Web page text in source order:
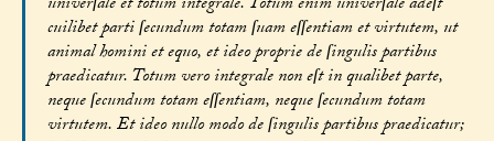
cuilibet parti ſecundum totam ſuam eſſentiam et virtutem, ut
animal homini et equo, et ideo proprie de ſingulis partibus
praedicatur. Totum vero integrale non eſt in qualibet parte,
neque ſecundum totam eſſentiam, neque ſecundum totam
virtutem. Et ideo nullo modo de ſingulis partibus praedicatur;